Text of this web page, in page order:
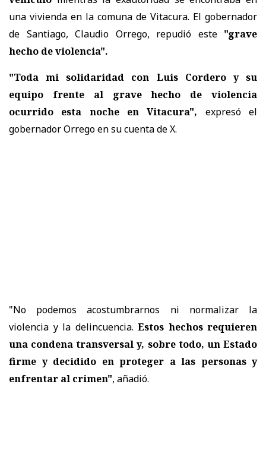
una vivienda en la comuna de Vitacura. El gobernador
de Santiago, Claudio Orrego, repudió este"grave
hecho de violencia".
"Toda mi solidaridad con Luis Cordero y su
equipo frente al grave hecho de violencia
ocurrido esta noche en Vitacura", expresó el
gobernador Orrego en su cuenta de X.
"No podemos acostumbrarnos ni normalizar la
violencia y la delincuencia. Estos hechos requieren
una condena transversal y, sobre todo, un Estado
firme y decidido en proteger a las personas y
enfrentar al crimen", añadió.